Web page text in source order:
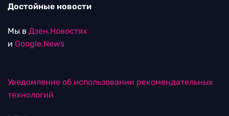
Достойные новости
Мы в Дзен.Новостях
и Google.News
Уведомление об использовании рекомендательных
технологий